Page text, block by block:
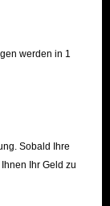
werden in 1
Sobald Ihre
Ihr Geld zu